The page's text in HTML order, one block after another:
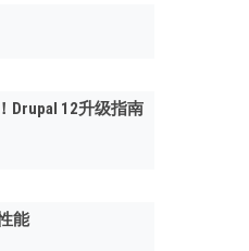
Drupal 12升级指南
能